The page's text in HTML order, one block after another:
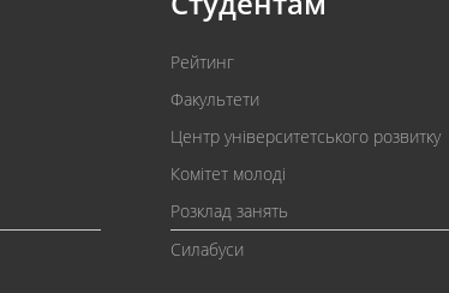
Рейтинг
Факультети
Центр університетського розвитку
Комітет молоді
Розклад занять
Силабуси